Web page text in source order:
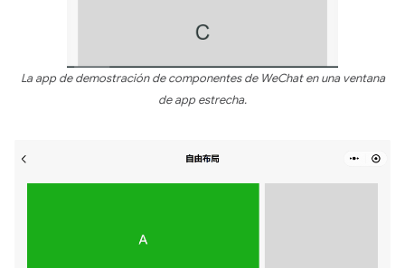
La app de demostración de componentes de WeChat en una ventana
de app estrecha.